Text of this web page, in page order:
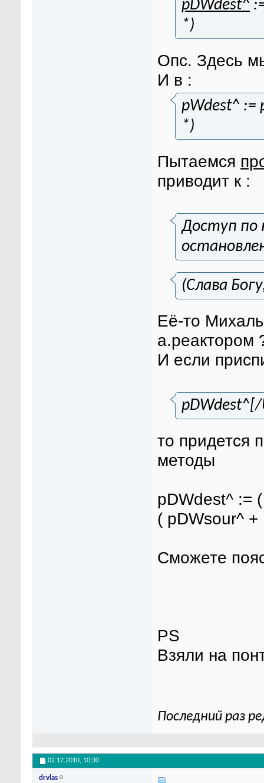
pDWdest^
*)
Опс. Здесь
И в :
pWdest^ :=
*)
Пытаемся
приводит к :
Доступ по
(Слава
Её-то
а.реактором
И если
то придется
методы
pDWdest^ :=
( pDWsour^
Сможете
PS
Взяли на
Последний раз
02.12.2010, 10:30
drvlas